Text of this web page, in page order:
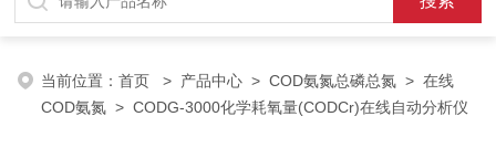
当前位置：首页 > 产品中心 >COD氨氮总磷总氮 >在线
COD氨氮 > CODG-3000化学耗氧量(CODCr)在线自动分析仪